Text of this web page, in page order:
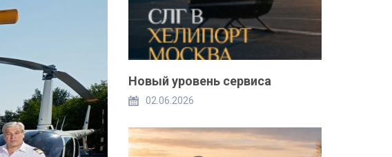
Новый уровень сервиса
02.06.2026